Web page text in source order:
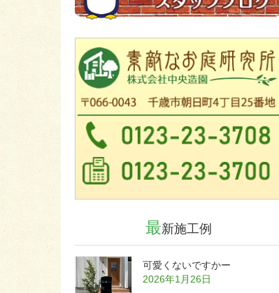
最新施工例
可愛くないですかー
2026年1月26日